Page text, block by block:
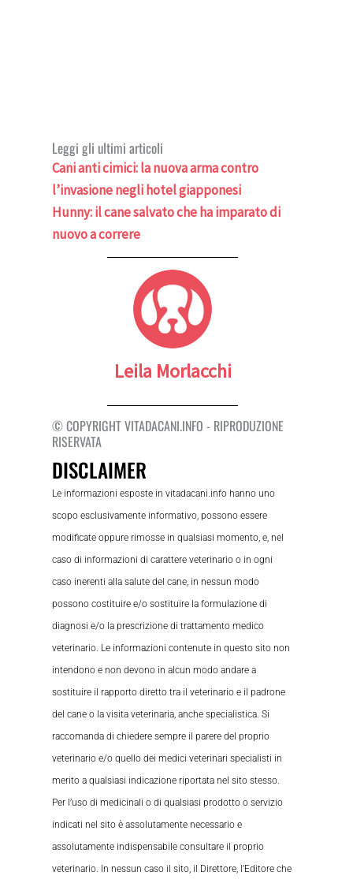
Leggi gli ultimi articoli
Cani anti cimici: la nuova arma contro
l’invasione negli hotel giapponesi
Hunny: il cane salvato che ha imparato di
nuovo a correre
Leila Morlacchi
© COPYRIGHT VITADACANI.INFO - RIPRODUZIONE
RISERVATA
DISCLAIMER
Le informazioni esposte in vitadacani.info hanno uno
scopo esclusivamente informativo, possono essere
modificate oppure rimosse in qualsiasi momento, e, nel
caso di informazioni di carattere veterinario o in ogni
caso inerenti alla salute del cane, in nessun modo
possono costituire e/o sostituire la formulazione di
diagnosi e/o la prescrizione di trattamento medico
veterinario. Le informazioni contenute in questo sito non
intendono e non devono in alcun modo andare a
sostituire il rapporto diretto tra il veterinario e il padrone
del cane o la visita veterinaria, anche specialistica. Si
raccomanda di chiedere sempre il parere del proprio
veterinario e/o quello dei medici veterinari specialisti in
merito a qualsiasi indicazione riportata nel sito stesso.
Per l’uso di medicinali o di qualsiasi prodotto o servizio
indicati nel sito è assolutamente necessario e
assolutamente indispensabile consultare il proprio
veterinario. In nessun caso il sito, il Direttore, l’Editore che